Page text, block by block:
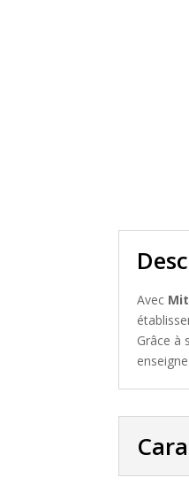
Avec
Grâce à